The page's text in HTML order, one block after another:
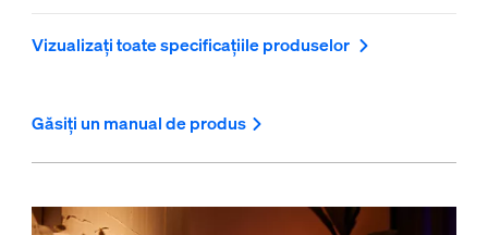
Vizualizați toate specificațiile produselor
Găsiți un manual de produs